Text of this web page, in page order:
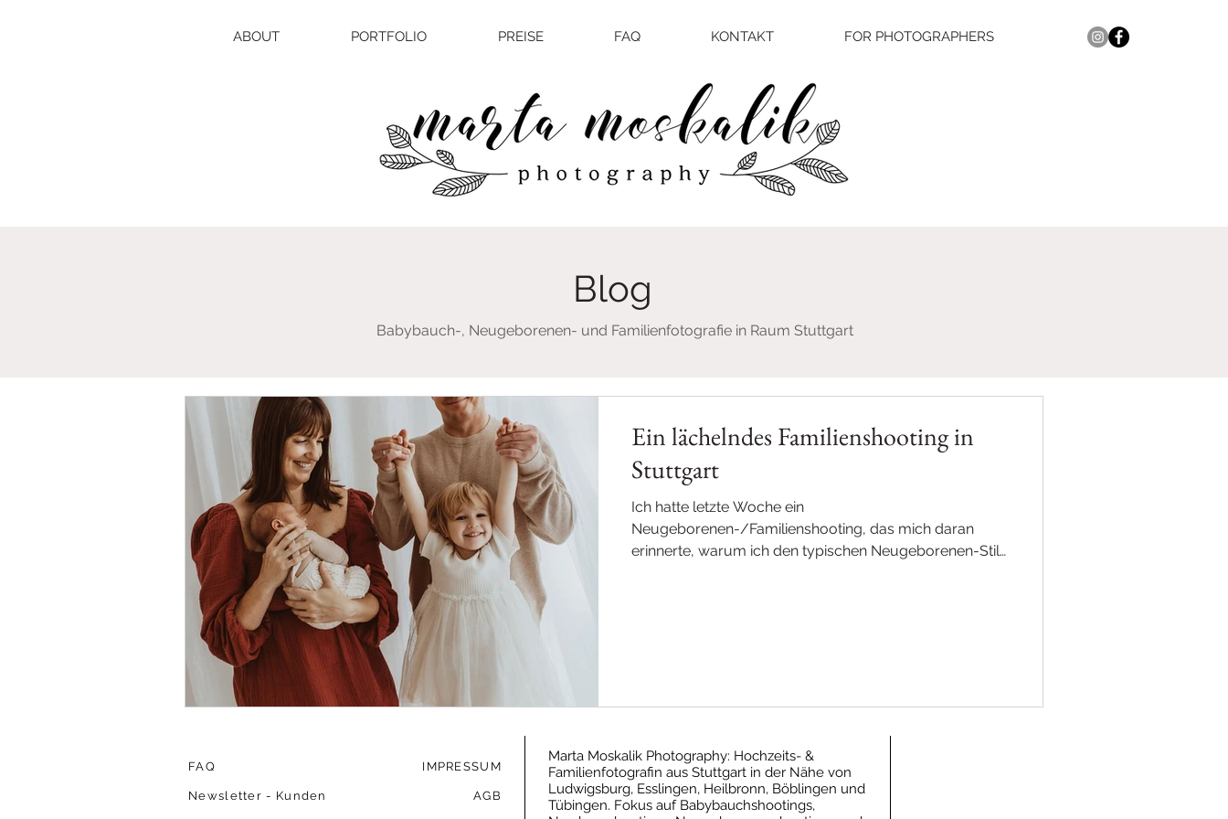
ABOUT PORTFOLIO PREISE FAQ KONTAKT FOR PHOTOGRAPHERS
Blog
Babybauch-, Neugeborenen- und Familienfotografie in Raum Stuttgart
Ein lächelndes Familienshooting in
Stuttgart
Ich hatte letzte Woche ein
Neugeborenen-/Familienshooting, das mich daran
erinnerte, warum ich den typischen Neugeborenen-Stil
FAQ
Newsletter - Kunden
IMPRESSUM
AGB
Marta Moskalik Photography: Hochzeits- &
Familienfotografin aus Stuttgart in der Nähe von
Ludwigsburg, Esslingen, Heilbronn, Böblingen und
Tübingen. Fokus auf Babybauchshootings,